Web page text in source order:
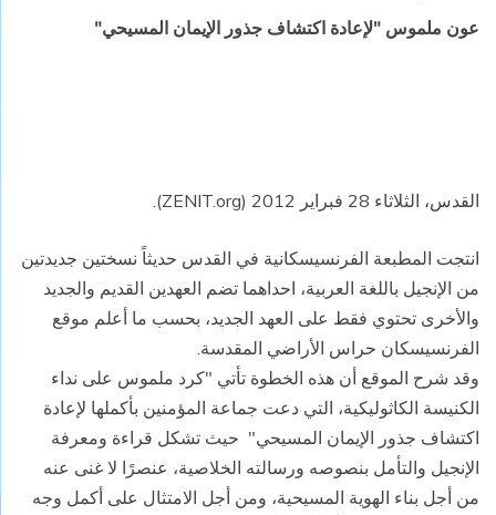
عون ملموس "لإعادة اكتشاف جذور الإيمان المسيحي"
القدس، الثلاثاء 28 فبراير 2012 (ZENIT.org).
انتجت المطبعة الفرنسيسكانية في القدس حديثاً نسختين جديدتين
من الإنجيل باللغة العربية، احداهما تضم العهدين القديم والجديد
والأخرى تحتوي فقط على العهد الجديد، بحسب ما أعلم موقع
الفرنسيسكان حراس الأراضي المقدسة.
وقد شرح الموقع أن هذه الخطوة تأتي "كرد ملموس على نداء
الكنيسة الكاثوليكية، التي دعت جماعة المؤمنين بأكملها لإعادة
اكتشاف جذور الإيمان المسيحي" حيث تشكل قراءة ومعرفة
الإنجيل والتأمل بنصوصه ورسالته الخلاصية، عنصرًا لا غنى عنه
من أجل بناء الهوية المسيحية، ومن أجل الامتثال على أكمل وجه